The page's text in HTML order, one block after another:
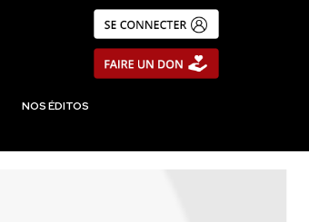
NOS ÉDITOS